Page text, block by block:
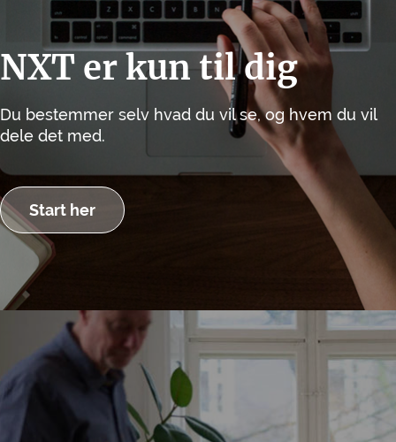
NXT er kun til dig
Du bestemmer selv hvad du vil se, og hvem du vil
dele det med.
Start her